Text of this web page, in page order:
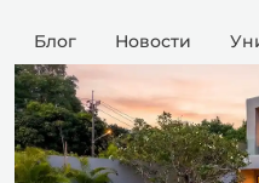
Блог Новости